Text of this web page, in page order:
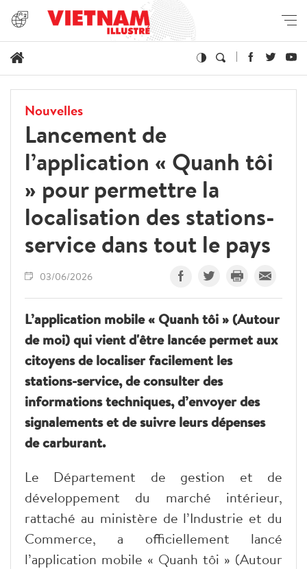
Nouvelles
Lancement de
l’application « Quanh tôi
» pour permettre la
localisation des stations-
service dans tout le pays
03/06/2026
L’application mobile « Quanh tôi » (Autour
de moi) qui vient d'être lancée permet aux
citoyens de localiser facilement les
stations-service, de consulter des
informations techniques, d’envoyer des
signalements et de suivre leurs dépenses
de carburant.
Le Département de gestion et de
développement du marché intérieur,
rattaché au ministère de l’Industrie et du
Commerce, a officiellement lancé
l’application mobile « Quanh tôi » (Autour